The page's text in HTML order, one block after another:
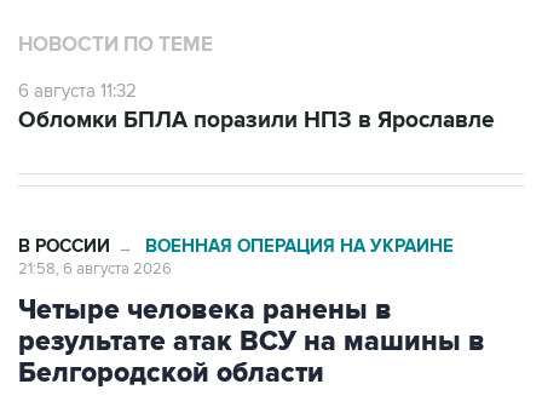
НОВОСТИ ПО ТЕМЕ
6 августа 11:32
Обломки БПЛА поразили НПЗ в Ярославле
В РОССИИ → ВОЕННАЯ ОПЕРАЦИЯ НА УКРАИНЕ
21:58, 6 августа 2026
Четыре человека ранены в
результате атак ВСУ на машины в
Белгородской области